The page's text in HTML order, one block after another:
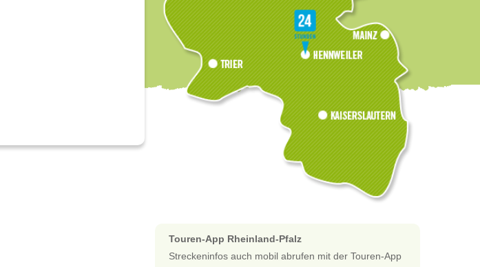
Touren-App Rheinland-Pfalz
Streckeninfos auch mobil abrufen mit der Touren-App